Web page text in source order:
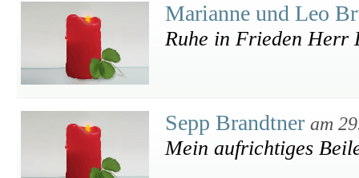
Marianne und Leo
Ruhe in Frieden Herr
Sepp Brandtner am
Mein aufrichtiges